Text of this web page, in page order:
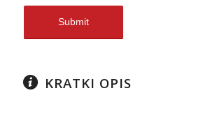
KRATKI OPIS